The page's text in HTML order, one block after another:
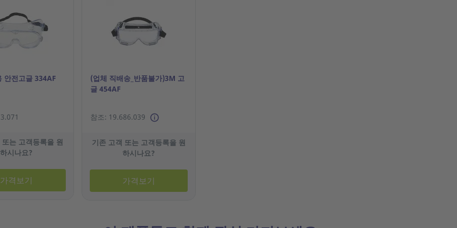
안전고글 334AF
는 고객등록을 원
하시나요?
가격보기
(업체 직배송_반품불가)3M 고
글 454AF
참조: 19.686.039
기존 고객 또는 고객등록을 원
하시나요?
가격보기